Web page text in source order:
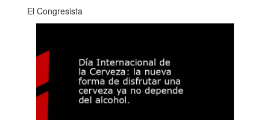
El Congresista